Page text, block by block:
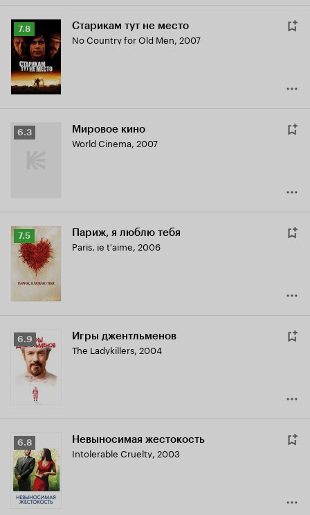
Рейтинг
Кинопоиска
7.8
7.8 Старикам тут не место
No Country for Old Men, 2007
Рейтинг
6.3 Мировое кино
World Cinema, 2007
Рейтинг
Кинопоиска
7.5
7.5 Париж, я люблю тебя
Paris, je t'aime, 2006
Рейтинг
Кинопоиска
6.9
6.9 Игры джентльменов
The Ladykillers, 2004
Рейтинг
Кинопоиска
6.8
6.8 Невыносимая жестокость
Intolerable Cruelty, 2003